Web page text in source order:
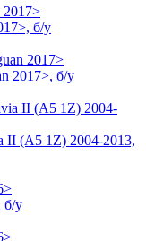
б/у
2017>, б/у
II (A5 1Z) 2004-2013,
б/у